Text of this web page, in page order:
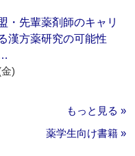
・先輩薬剤師のキャリ
漢方薬研究の可能性
)
もっと見る »
薬学生向け書籍 »